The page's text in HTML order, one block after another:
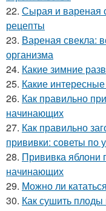
22. Сырая и вареная
рецепты
23. Вареная свекла:
организма
24. Какие зимние
25. Какие
26. Как правильно
начинающих
27. Как правильно
прививки: советы по
28. Прививка яблони
начинающих
29. Можно ли
30. Как сушить